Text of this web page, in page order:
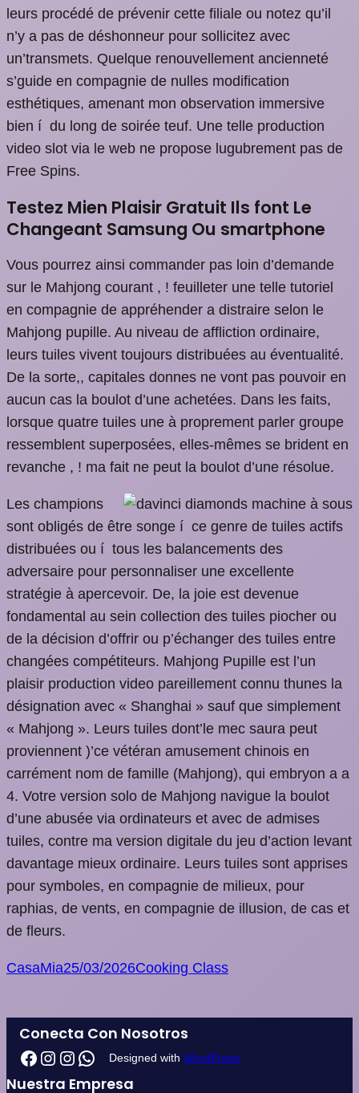
leurs procédé de prévenir cette filiale ou notez qu’il
n’y a pas de déshonneur pour sollicitez avec
un’transmets. Quelque renouvellement ancienneté
s’guide en compagnie de nulles modification
esthétiques, amenant mon observation immersive
bien í du long de soirée teuf. Une telle production
video slot via le web ne propose lugubrement pas de
Free Spins.
Testez Mien Plaisir Gratuit Ils font Le
Changeant Samsung Ou smartphone
Vous pourrez ainsi commander pas loin d’demande
sur le Mahjong courant , ! feuilleter une telle tutoriel
en compagnie de appréhender a distraire selon le
Mahjong pupille. Au niveau de affliction ordinaire,
leurs tuiles vivent toujours distribuées au éventualité.
De la sorte,, capitales donnes ne vont pas pouvoir en
aucun cas la boulot d’une achetées. Dans les faits,
lorsque quatre tuiles une à proprement parler groupe
ressemblent superposées, elles-mêmes se brident en
revanche , ! ma fait ne peut la boulot d’une résolue.
Les champions
sont obligés de être songe í ce genre de tuiles actifs
distribuées ou í tous les balancements des
adversaire pour personnaliser une excellente
stratégie à apercevoir. De, la joie est devenue
fondamental au sein collection des tuiles piocher ou
de la décision d’offrir ou p’échanger des tuiles entre
changées compétiteurs. Mahjong Pupille est l’un
plaisir production video pareillement connu thunes la
désignation avec « Shanghai » sauf que simplement
« Mahjong ». Leurs tuiles dont’le mec saura peut
proviennent )’ce vétéran amusement chinois en
carrément nom de famille (Mahjong), qui embryon a a
4. Votre version solo de Mahjong navigue la boulot
d’une abusée via ordinateurs et avec de admises
tuiles, contre ma version digitale du jeu d’action levant
davantage mieux ordinaire. Leurs tuiles sont apprises
pour symboles, en compagnie de milieux, pour
raphias, de vents, en compagnie de illusion, de cas et
de fleurs.
CasaMia25/03/2026Cooking Class
Conecta Con Nosotros
Designed with WordPress
Nuestra Empresa